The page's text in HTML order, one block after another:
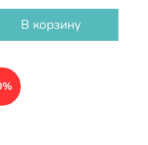
В корзину